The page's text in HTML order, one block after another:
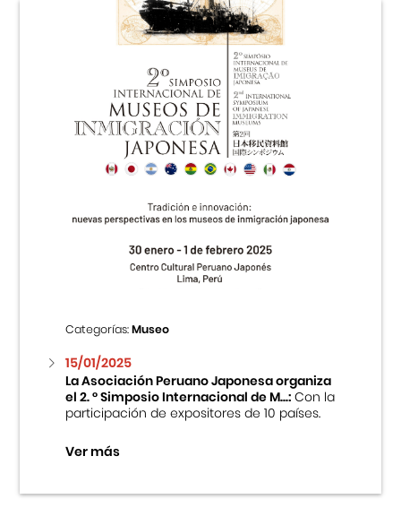
Categorías:Museo
15/01/2025
La Asociación Peruano Japonesa organiza
el 2. ° Simposio Internacional de M...:Con la
participación de expositores de 10 países.
Ver más